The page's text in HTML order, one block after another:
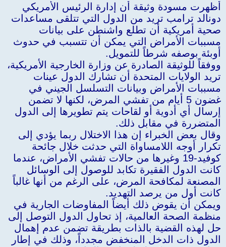
ر
ة
أظهرت مسودة وثيقة أن إدارة الرئيس الأمريكي
دونالد ترامب تريد من الدول التي تتلقى مساعدات
صحية أمريكية أن تطلع واشنطن على بيانات
مسببات الأمراض التي يمكن أن تتسبب في حدوث
أوبئة بوصفه شرطاً للتمويل.
ووفقاً للوثيقة الصادرة عن وزارة الخارجية الأمريكية،
تريد الولايات المتحدة أن تشارك الدول عينات
مسببات الأمراض وبيانات التسلسل الجيني في
غضون 5 أيام من تفشي المرض، لكنها لا تضمن
إرسال أي أدوية أو لقاحات يتم تطويرها إلى الدول
المتضررة في مقابل ذلك.
وقال بعض الخبراء إن هذا الاختلال ربما يؤدي إلى
تكرار أوجه اللامساواة التي حدثت خلال جائحة
كوفيد-19 وغيرها من حالات تفشي الأمراض، عندما
كانت الدول الفقيرة تكابد للوصول إلى الوسائل
المصنعة لمكافحة المرض، على الرغم من أنها غالباً
كانت أول من يرصد التهديد.
ويمكن أن يقوض ذلك أيضاً المفاوضات الجارية في
منظمة الصحة العالمية، إذ تحاول الدول التوصل إلى
حل لهذه القضية بالذات بطريقة تضمن عدم إهمال
الدول ذات الدخل المنخفض مجدداً، وذلك في إطار